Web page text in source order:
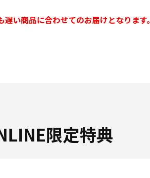
い商品に合わせてのお届けとなります。
限定特典